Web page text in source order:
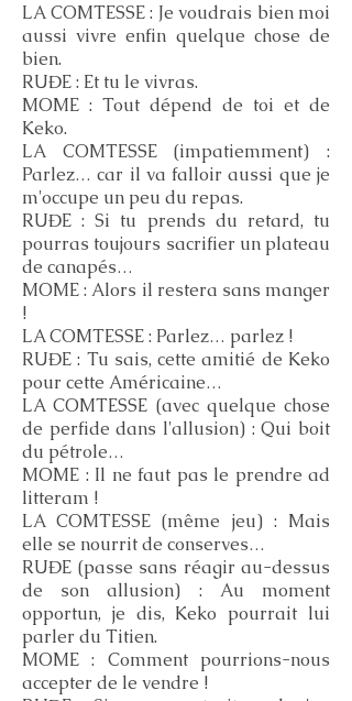
LA COMTESSE : Je voudrais bien moi
aussi vivre enfin quelque chose de
bien.
RUĐE : Et tu le vivras.
MOME : Tout dépend de toi et de
Keko.
LA COMTESSE (impatiemment) :
Parlez… car il va falloir aussi que je
m'occupe un peu du repas.
RUĐE : Si tu prends du retard, tu
pourras toujours sacrifier un plateau
de canapés…
MOME : Alors il restera sans manger
!
LA COMTESSE : Parlez… parlez !
RUĐE : Tu sais, cette amitié de Keko
pour cette Américaine…
LA COMTESSE (avec quelque chose
de perfide dans l'allusion) : Qui boit
du pétrole…
MOME : Il ne faut pas le prendre ad
litteram !
LA COMTESSE (même jeu) : Mais
elle se nourrit de conserves…
RUĐE (passe sans réagir au-dessus
de son allusion) : Au moment
opportun, je dis, Keko pourrait lui
parler du Titien.
MOME : Comment pourrions-nous
accepter de le vendre !